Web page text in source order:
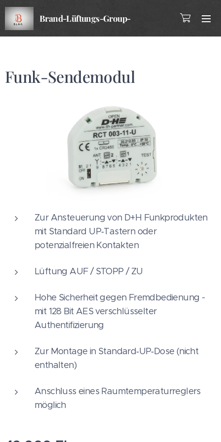
Brand-Lüftungs-Group-
Funk‑Sendemodul
Zur Ansteuerung von D+H Funkprodukten
mit Standard UP‑Tastern oder
potenzialfreien Kontakten
Lüftung AUF / STOPP / ZU
Hohe Sicherheit gegen Fremdbedienung -
mit 128 Bit AES verschlüsselter
Authentifizierung
Zur Montage in Standard‑UP‑Dose (nicht
enthalten)
Anschluss eines Raumtemperaturreglers
möglich